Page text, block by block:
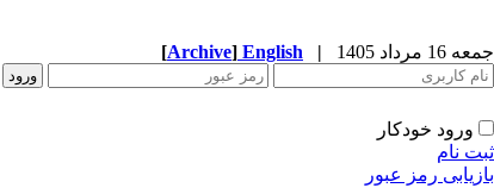
جمعه 16 مرداد 1405 |
English
[Archive]
ورود خودکار
ثبت نام
بازیابی رمز عبور